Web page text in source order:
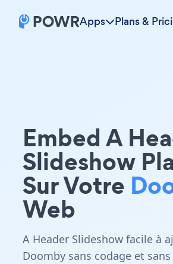
Apps Plans &
Embed A
Slideshow
Sur Votre
Web
A Header Slideshow facile à
Doomby sans codage et